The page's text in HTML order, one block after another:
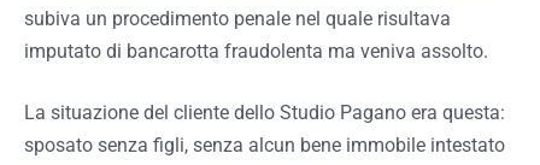
subiva un procedimento penale nel quale risultava
imputato di bancarotta fraudolenta ma veniva assolto.
La situazione del cliente dello Studio Pagano era questa:
sposato senza figli, senza alcun bene immobile intestato